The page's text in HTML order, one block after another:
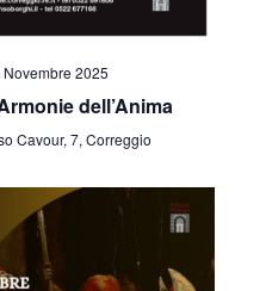
Novembre 2025
dell’Anima
Cavour, 7, Correggio